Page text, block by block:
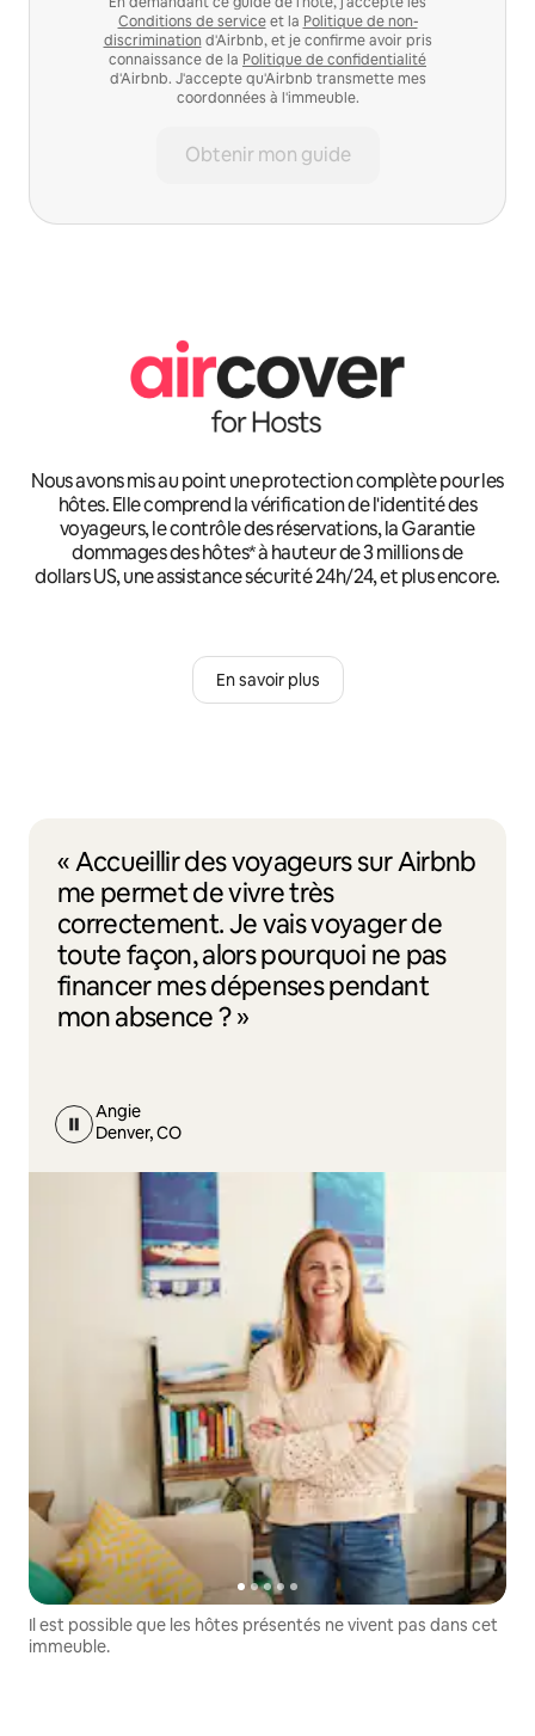
Conditions de serviceet la Politique de non-
discrimination d'Airbnb, et je confirme avoir pris
connaissance de la Politique de confidentialité
d'Airbnb. J'accepte qu'Airbnb transmette mes
coordonnées à l'immeuble.
Obtenir mon guide
Nous avons mis au point une protection complète pour les
hôtes. Elle comprend la vérification de l'identité des
voyageurs, le contrôle des réservations, la Garantie
dommages des hôtes* à hauteur de 3 millions de
dollars US, une assistance sécurité 24h/24, et plus encore.
En savoir plus
« Accueillir des voyageurs sur Airbnb
me permet de vivre très
correctement. Je vais voyager de
toute façon, alors pourquoi ne pas
financer mes dépenses pendant
mon absence ? »
Angie
Denver, CO
Il est possible que les hôtes présentés ne vivent pas dans cet
immeuble.